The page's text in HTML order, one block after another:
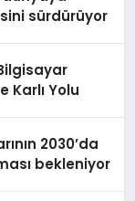
sürdürüyor
Karlı Yolu
2030’da
bekleniyor